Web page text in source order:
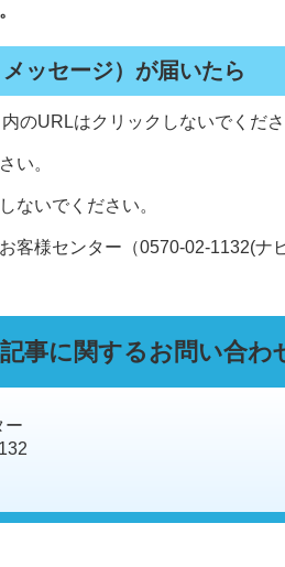
ッセージ）が届いたら
のURLはクリックしないでくださ
い。
ないでください。
客様センター（0570-02-1132(ナ
事に関するお問い合わ
ー